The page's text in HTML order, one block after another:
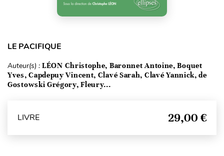
LE PACIFIQUE
Auteur(s) : LÉON Christophe, Baronnet Antoine, Boquet
Yves, Capdepuy Vincent, Clavé Sarah, Clavé Yannick, de
Gostowski Grégory, Fleury...
LIVRE 29,00 €